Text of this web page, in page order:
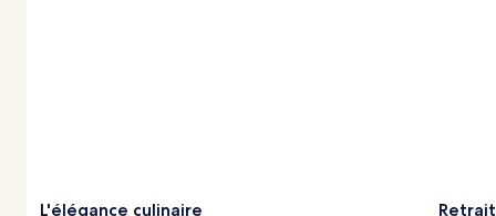
L'élégance culinaire